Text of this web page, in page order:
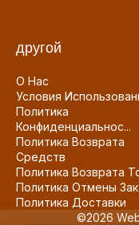
другой
О Нас
Условия
Политика
Конфиденциальнос...
Политика Возврата
Средств
Политика Возврата
Политика Отмены
Политика Доставки
©2026